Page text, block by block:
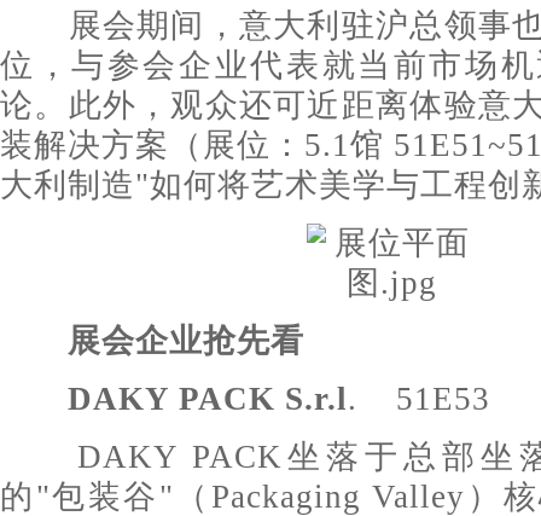
展会期间，意大利驻沪总领事
位，与参会企业代表就当前市场
论。此外，观众还可近距离体验意
装解决方案（展位：5.1馆
大利制造"如何将艺术美学与工程创
展会企业抢先看
DAKY PACK S.r.l. 51E53
DAKY PACK坐落于总部坐
的"包装谷"（Packaging Valley）